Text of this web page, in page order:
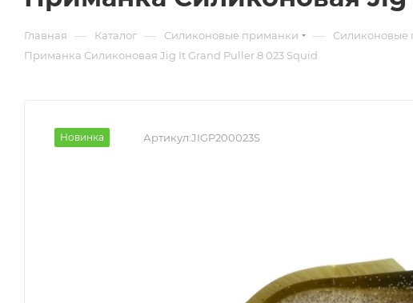
Главная — Каталог — Силиконовые приманки — Силиконовые
Приманка Силиконовая Jig It Grand Puller 8 023 Squid
Новинка Артикул:JIGP200023S